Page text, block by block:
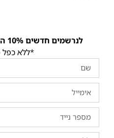
לנרשמים חדשים 10% הנחה לקנייה הראשונה!
*ללא כפל